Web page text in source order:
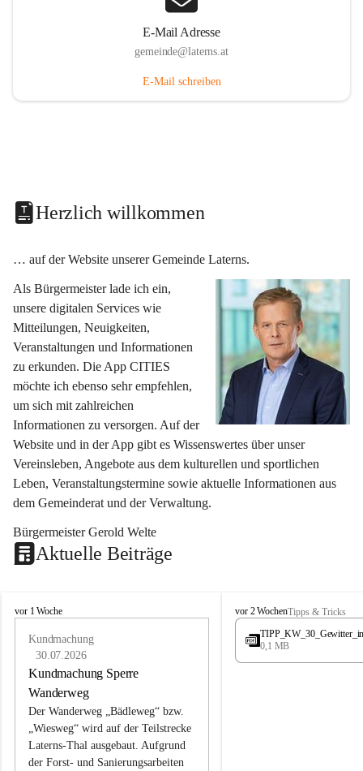
E-Mail Adresse
gemeinde@laterns.at
E-Mail schreiben
Herzlich willkommen
… auf der Website unserer Gemeinde Laterns.
Als Bürgermeister lade ich ein,
unsere digitalen Services wie
Mitteilungen, Neuigkeiten,
Veranstaltungen und Informationen
zu erkunden. Die App CITIES
möchte ich ebenso sehr empfehlen,
um sich mit zahlreichen
Informationen zu versorgen. Auf der
Website und in der App gibt es Wissenswertes über unser
Vereinsleben, Angebote aus dem kulturellen und sportlichen
Leben, Veranstaltungstermine sowie aktuelle Informationen aus
dem Gemeinderat und der Verwaltung.
Bürgermeister Gerold Welte
Aktuelle Beiträge
L
vor 1 Woche
Kundmachung
30.07.2026
Kundmachung Sperre
Wanderweg
Der Wanderweg „Bädleweg“ bzw.
„Wiesweg“ wird auf der Teilstrecke
Laterns-Thal ausgebaut. Aufgrund
der Forst- und Sanierungsarbeiten
L
a
e
vor 2 WochenTipps & Tricks
0,1 MB